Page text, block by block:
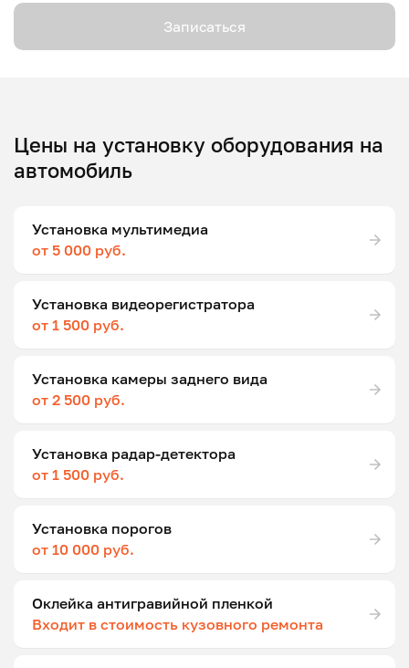
Записаться
Цены на установку оборудования на
автомобиль
Установка мультимедиа
от 5 000 руб.
Установка видеорегистратора
от 1 500 руб.
Установка камеры заднего вида
от 2 500 руб.
Установка радар-детектора
от 1 500 руб.
Установка порогов
от 10 000 руб.
Оклейка антигравийной пленкой
Входит в стоимость кузовного ремонта